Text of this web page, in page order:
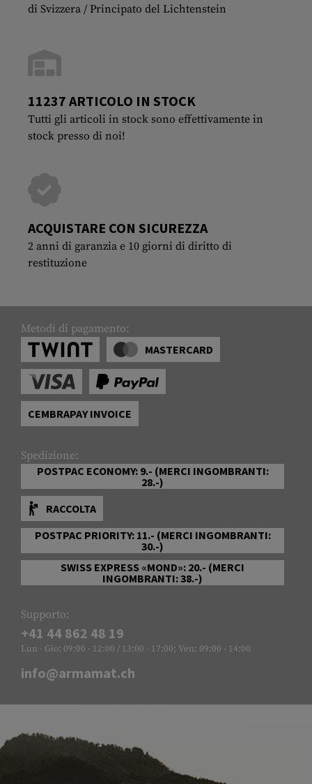
di Svizzera / Principato del Lichtenstein
11237 ARTICOLO IN STOCK
Tutti gli articoli in stock sono effettivamente in
stock presso di noi!
ACQUISTARE CON SICUREZZA
2 anni di garanzia e 10 giorni di diritto di
restituzione
Metodi di pagamento:
MASTERCARD
CEMBRAPAY INVOICE
Spedizione:
POSTPAC ECONOMY: 9.- (MERCI INGOMBRANTI:
28.-)
RACCOLTA
POSTPAC PRIORITY: 11.- (MERCI INGOMBRANTI:
30.-)
SWISS EXPRESS «MOND»: 20.- (MERCI
INGOMBRANTI: 38.-)
Supporto:
+41 44 862 48 19
Lun - Gio: 09:00 - 12:00 / 13:00 - 17:00; Ven: 09:00 - 14:00
info@armamat.ch